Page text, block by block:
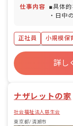
休暇
きます
可／連
度が高
育児休
介護・
く自由
仕事内容
■具体
・日中
ど ・保
案） ・
応や子育
は小規
員19
を大切
る保育園を目指
ょうぶ
正社員 小規模保
ボーナス・賞与あ
寮・住宅・家賃補
残業少なめ
詳し
ナザレットの家
社会福祉法人慈生会
東京都/清瀬市